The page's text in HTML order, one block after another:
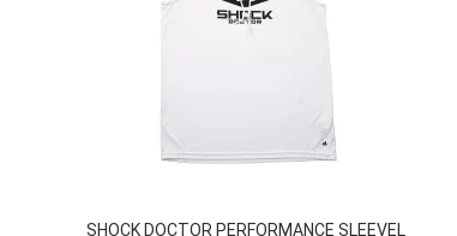
SHOCK DOCTOR PERFORMANCE SLEEVEL